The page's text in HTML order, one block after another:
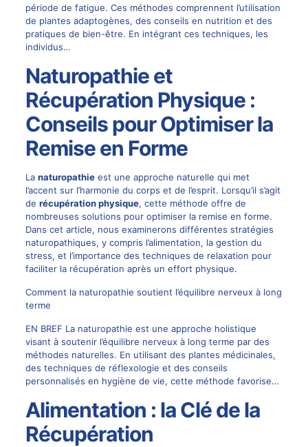
période de fatigue. Ces méthodes comprennent l’utilisation
de plantes adaptogènes, des conseils en nutrition et des
pratiques de bien-être. En intégrant ces techniques, les
individus…
Naturopathie et
Récupération Physique :
Conseils pour Optimiser la
Remise en Forme
La naturopathieest une approche naturelle qui met
l’accent sur l’harmonie du corps et de l’esprit. Lorsqu’il s’agit
de récupération physique, cette méthode offre de
nombreuses solutions pour optimiser la remise en forme.
Dans cet article, nous examinerons différentes stratégies
naturopathiques, y compris l’alimentation, la gestion du
stress, et l’importance des techniques de relaxation pour
faciliter la récupération après un effort physique.
Comment la naturopathie soutient l’équilibre nerveux à long
terme
EN BREF La naturopathie est une approche holistique
visant à soutenir l’équilibre nerveux à long terme par des
méthodes naturelles. En utilisant des plantes médicinales,
des techniques de réflexologie et des conseils
personnalisés en hygiène de vie, cette méthode favorise…
Alimentation : la Clé de la
Récupération